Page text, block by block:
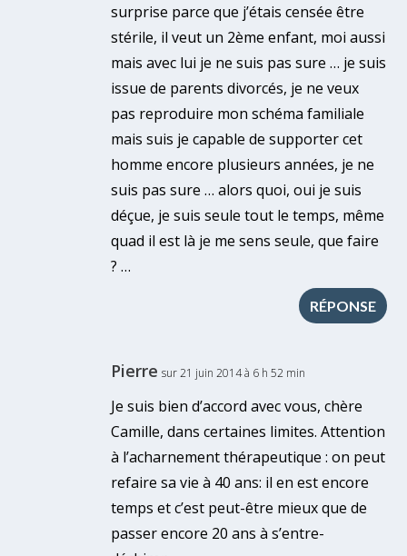
surprise parce que j’étais censée être
stérile, il veut un 2ème enfant, moi aussi
mais avec lui je ne suis pas sure … je suis
issue de parents divorcés, je ne veux
pas reproduire mon schéma familiale
mais suis je capable de supporter cet
homme encore plusieurs années, je ne
suis pas sure … alors quoi, oui je suis
déçue, je suis seule tout le temps, même
quad il est là je me sens seule, que faire
? …
RÉPONSE
Pierre sur 21 juin 2014 à 6 h 52 min
Je suis bien d’accord avec vous, chère
Camille, dans certaines limites. Attention
à l’acharnement thérapeutique : on peut
refaire sa vie à 40 ans: il en est encore
temps et c’est peut-être mieux que de
passer encore 20 ans à s’entre-